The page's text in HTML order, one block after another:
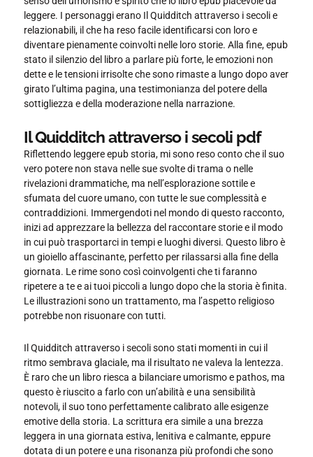
leggere. I personaggi erano Il Quidditch attraverso i secoli e
relazionabili, il che ha reso facile identificarsi con loro e
diventare pienamente coinvolti nelle loro storie. Alla fine, epub
stato il silenzio del libro a parlare più forte, le emozioni non
dette e le tensioni irrisolte che sono rimaste a lungo dopo aver
girato l’ultima pagina, una testimonianza del potere della
sottigliezza e della moderazione nella narrazione.
Il Quidditch attraverso i secoli pdf
Riflettendo leggere epub storia, mi sono reso conto che il suo
vero potere non stava nelle sue svolte di trama o nelle
rivelazioni drammatiche, ma nell’esplorazione sottile e
sfumata del cuore umano, con tutte le sue complessità e
contraddizioni. Immergendoti nel mondo di questo racconto,
inizi ad apprezzare la bellezza del raccontare storie e il modo
in cui può trasportarci in tempi e luoghi diversi. Questo libro è
un gioiello affascinante, perfetto per rilassarsi alla fine della
giornata. Le rime sono così coinvolgenti che ti faranno
ripetere a te e ai tuoi piccoli a lungo dopo che la storia è finita.
Le illustrazioni sono un trattamento, ma l’aspetto religioso
potrebbe non risuonare con tutti.
Il Quidditch attraverso i secoli sono stati momenti in cui il
ritmo sembrava glaciale, ma il risultato ne valeva la lentezza.
È raro che un libro riesca a bilanciare umorismo e pathos, ma
questo è riuscito a farlo con un’abilità e una sensibilità
notevoli, il suo tono perfettamente calibrato alle esigenze
emotive della storia. La scrittura era simile a una brezza
leggera in una giornata estiva, lenitiva e calmante, eppure
dotata di un potere e una risonanza più profondi che sono